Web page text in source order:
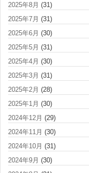
2025年8月 (31)
2025年7月 (31)
2025年6月 (30)
2025年5月 (31)
2025年4月 (30)
2025年3月 (31)
2025年2月 (28)
2025年1月 (30)
2024年12月 (29)
2024年11月 (30)
2024年10月 (31)
2024年9月 (30)